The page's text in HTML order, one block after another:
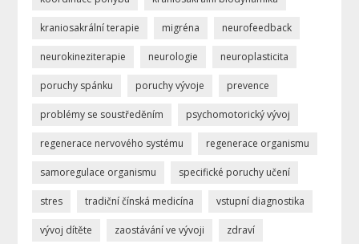
kraniosakrální terapie migréna neurofeedback
neurokineziterapie neurologie neuroplasticita
poruchy spánku poruchy vývoje prevence
problémy se soustředěním psychomotorický vývoj
regenerace nervového systému regenerace organismu
samoregulace organismu specifické poruchy učení
stres tradiční čínská medicína vstupní diagnostika
vývoj dítěte zaostávání ve vývoji zdraví